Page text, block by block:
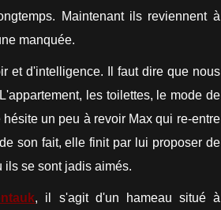
Maintenant ils reviennent à
manquée.
et d'intelligence. Il faut dire que nous
les toilettes, le mode de
un peu à revoir Max qui re-entre
son fait, elle finit par lui proposer de
ils se sont jadis aimés.
, il s'agit d'un hameau situé à